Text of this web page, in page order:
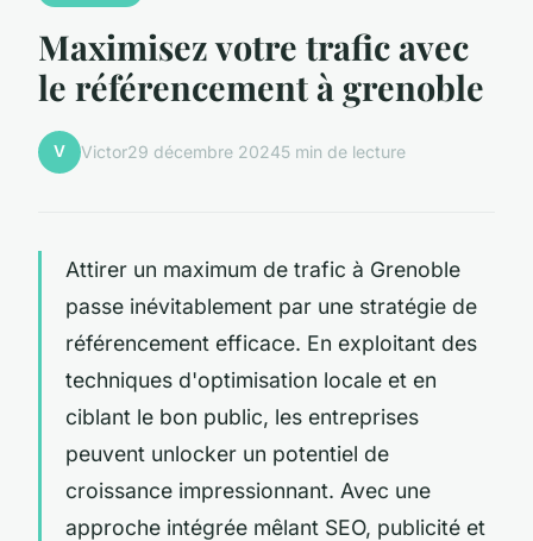
Maximisez votre trafic avec
le référencement à grenoble
V Victor29 décembre 20245 min de lecture
Attirer un maximum de trafic à Grenoble
passe inévitablement par une stratégie de
référencement efficace. En exploitant des
techniques d'optimisation locale et en
ciblant le bon public, les entreprises
peuvent unlocker un potentiel de
croissance impressionnant. Avec une
approche intégrée mêlant SEO, publicité et